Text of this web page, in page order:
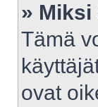
»
Tämä
ovat